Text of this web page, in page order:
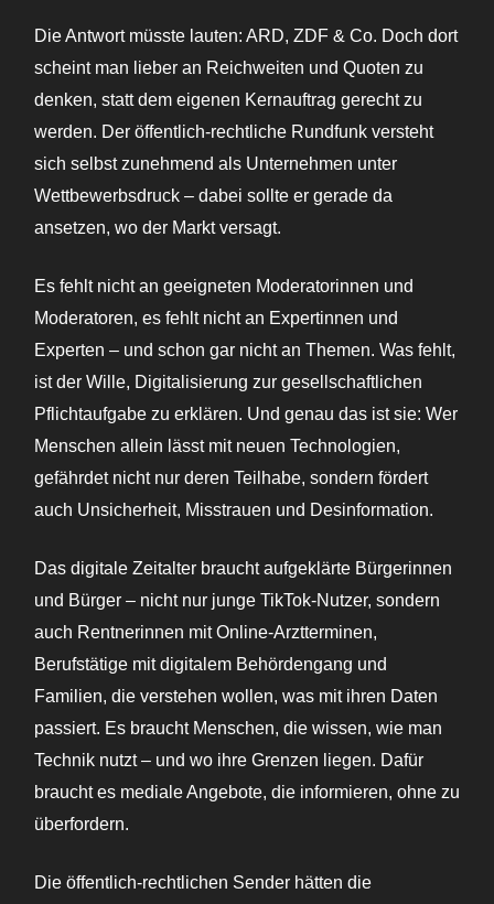
Die Antwort müsste lauten: ARD, ZDF & Co. Doch dort
scheint man lieber an Reichweiten und Quoten zu
denken, statt dem eigenen Kernauftrag gerecht zu
werden. Der öffentlich-rechtliche Rundfunk versteht
sich selbst zunehmend als Unternehmen unter
Wettbewerbsdruck – dabei sollte er gerade da
ansetzen, wo der Markt versagt.
Es fehlt nicht an geeigneten Moderatorinnen und
Moderatoren, es fehlt nicht an Expertinnen und
Experten – und schon gar nicht an Themen. Was fehlt,
ist der Wille, Digitalisierung zur gesellschaftlichen
Pflichtaufgabe zu erklären. Und genau das ist sie: Wer
Menschen allein lässt mit neuen Technologien,
gefährdet nicht nur deren Teilhabe, sondern fördert
auch Unsicherheit, Misstrauen und Desinformation.
Das digitale Zeitalter braucht aufgeklärte Bürgerinnen
und Bürger – nicht nur junge TikTok-Nutzer, sondern
auch Rentnerinnen mit Online-Arztterminen,
Berufstätige mit digitalem Behördengang und
Familien, die verstehen wollen, was mit ihren Daten
passiert. Es braucht Menschen, die wissen, wie man
Technik nutzt – und wo ihre Grenzen liegen. Dafür
braucht es mediale Angebote, die informieren, ohne zu
überfordern.
Die öffentlich-rechtlichen Sender hätten die